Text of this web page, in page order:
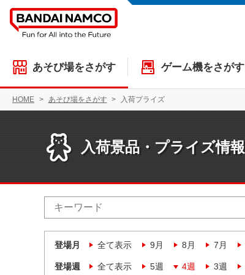
あそび場をさがす ゲーム機をさがす
HOME あそび場をさがす 入荷プライズ
入荷景品・プライズ情報
登場月 全て表示 9月 8月 7月
登場週 全て表示 5週 4週 3週